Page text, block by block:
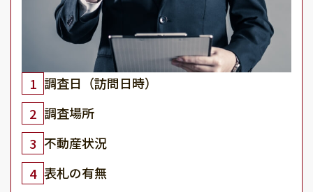
1 調査日（訪問日時）
2 調査場所
3 不動産状況
4 表札の有無